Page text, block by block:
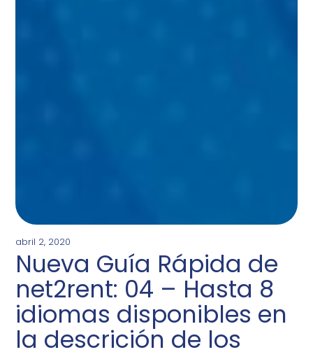
abril 2, 2020
Nueva Guía Rápida de
net2rent: 04 – Hasta 8
idiomas disponibles en
la descrición de los